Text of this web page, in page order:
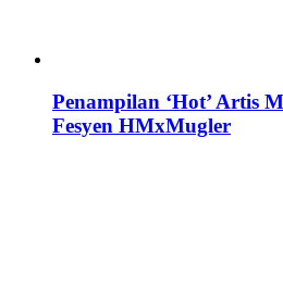
Penampilan ‘Hot’ Artis
Fesyen HMxMugler